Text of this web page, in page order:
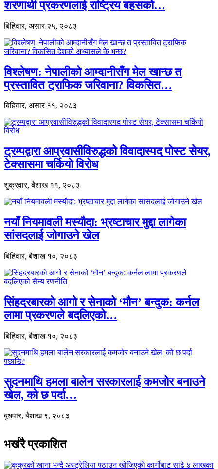
शरणार्थी प्रकरणलाई राष्ट्रिय बहसको…
बिहिवार, असार २५, २०८३
विश्लेषण: नेपालीको आम्दानीसँग मेल खान्छ त
प्रस्तावित ट्राफिक जरिवाना? विकसित…
बिहिवार, असार ११, २०८३
ट्रम्पद्वारा आप्रवासीविरुद्धको विवादास्पद पोस्ट सेयर,
टेक्सासमा चर्कियो विरोध
शुक्रवार, बैशाख ११, २०८३
नयाँ नियमावली मस्यौदा: भ्रष्टाचार मुद्दा लागेका
सांसदलाई जोगाउने खेल
बिहिवार, बैशाख १०, २०८३
सिंहदरबारको आगो र सेनाको ‘मौन’ बन्दुक: कर्नल
लामा प्रकरणले बदलिएको…
बिहिवार, बैशाख १०, २०८३
सुदनमाथि हमला बालेन सरकारलाई कमजोर बनाउने
खेल, को छ पर्दा…
बुधवार, बैशाख ९, २०८३
भर्खरै प्रकाशित